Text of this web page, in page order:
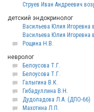
Струев Иван Андреевич
детский эндокринолог
Васильева Юлия Игоревна
Васильева Юлия Игоревна
Рощина Н.В.
невролог
Белоусова Т.Г.
Белоусова Т.Г.
Галыгина В.К.
Гибадуллина В.Н.
Дудоладова Л.А. (ДПО-66)
Махотина Л.П.